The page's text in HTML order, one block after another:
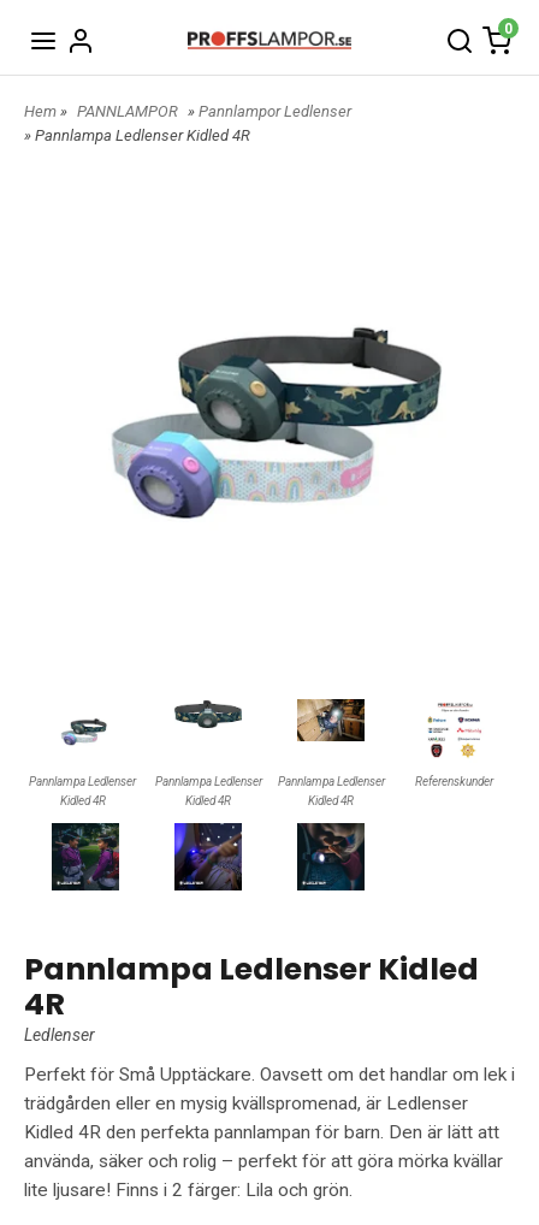
0
Hem » PANNLAMPOR » Pannlampor Ledlenser
» Pannlampa Ledlenser Kidled 4R
Pannlampa Ledlenser
Kidled 4R
Pannlampa Ledlenser
Kidled 4R
Pannlampa Ledlenser
Kidled 4R
Referenskunder
Pannlampa Ledlenser Kidled
4R
Ledlenser
Perfekt för Små Upptäckare. Oavsett om det handlar om lek i
trädgården eller en mysig kvällspromenad, är Ledlenser
Kidled 4R den perfekta pannlampan för barn. Den är lätt att
använda, säker och rolig – perfekt för att göra mörka kvällar
lite ljusare! Finns i 2 färger: Lila och grön.